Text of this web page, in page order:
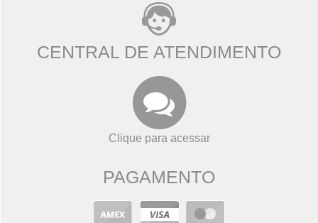
CENTRAL DE ATENDIMENTO
Clique para acessar
PAGAMENTO